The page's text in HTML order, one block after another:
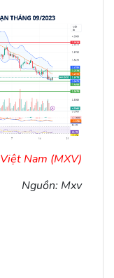
Nam (MXV)
Nguồn: Mxv